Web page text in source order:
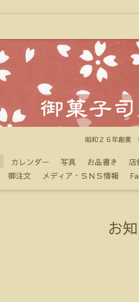
昭和２６年創業
カレンダー 写真 お品書き 店
御注文
メディア・ＳＮＳ情報
お